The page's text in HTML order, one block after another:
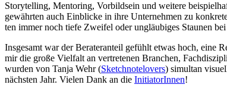
Sto­rytel­ling, Men­to­ring, Vor­bild­sein und wei­te­re
gewähr­ten auch Ein­bli­cke in ihre Unter­neh­men zu
ten immer noch tie­fe Zwei­fel oder ungläu­bi­ges Stau­nen
Ins­ge­samt war der Bera­ter­an­teil gefühlt etwas hoch, eine
mir die gro­ße Viel­falt an ver­tre­te­nen Bran­chen,
wur­den von Tan­ja Wehr (Sketch­no­tel­overs) simul­tan
nächs­ten Jahr. Vie­len Dank an die Initia­to­rIn­nen!